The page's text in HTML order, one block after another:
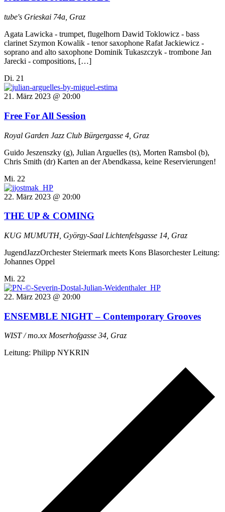
tube's Grieskai 74a, Graz
Agata Lawicka - trumpet, flugelhorn Dawid Toklowicz - bass
clarinet Szymon Kowalik - tenor saxophone Rafat Jackiewicz -
soprano and alto saxophone Dominik Tukaszczyk - trombone Jan
Jarecki - compositions, […]
Di. 21
21. März 2023 @ 20:00
Free For All Session
Royal Garden Jazz Club Bürgergasse 4, Graz
Guido Jeszenszky (g), Julian Arguelles (ts), Morten Ramsbol (b),
Chris Smith (dr) Karten an der Abendkassa, keine Reservierungen!
Mi. 22
22. März 2023 @ 20:00
THE UP & COMING
KUG MUMUTH, György-Saal Lichtenfelsgasse 14, Graz
JugendJazzOrchester Steiermark meets Kons Blasorchester Leitung:
Johannes Oppel
Mi. 22
22. März 2023 @ 20:00
ENSEMBLE NIGHT – Contemporary Grooves
WIST / mo.xx Moserhofgasse 34, Graz
Leitung: Philipp NYKRIN